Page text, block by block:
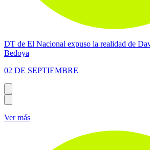
DT de El Nacional expuso la realidad de
Bedoya
02 DE SEPTIEMBRE
Ver más